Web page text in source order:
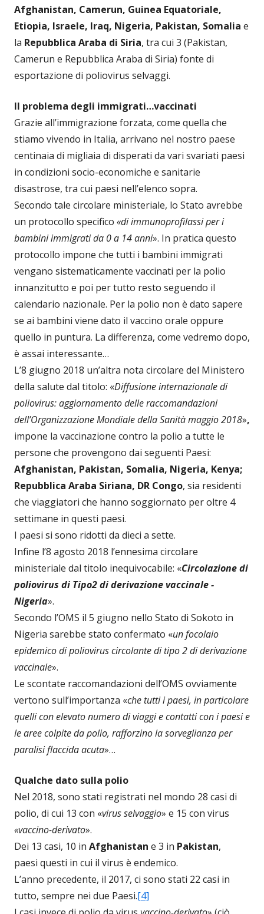
Afghanistan, Camerun, Guinea Equatoriale,
Etiopia, Israele, Iraq, Nigeria, Pakistan, Somalia e
la Repubblica Araba di Siria, tra cui 3 (Pakistan,
Camerun e Repubblica Araba di Siria) fonte di
esportazione di poliovirus selvaggi.
Il problema degli immigrati…vaccinati
Grazie all’immigrazione forzata, come quella che
stiamo vivendo in Italia, arrivano nel nostro paese
centinaia di migliaia di disperati da vari svariati paesi
in condizioni socio-economiche e sanitarie
disastrose, tra cui paesi nell’elenco sopra.
Secondo tale circolare ministeriale, lo Stato avrebbe
un protocollo specifico «di immunoprofilassi per i
bambini immigrati da 0 a 14 anni». In pratica questo
protocollo impone che tutti i bambini immigrati
vengano sistematicamente vaccinati per la polio
innanzitutto e poi per tutto resto seguendo il
calendario nazionale. Per la polio non è dato sapere
se ai bambini viene dato il vaccino orale oppure
quello in puntura. La differenza, come vedremo dopo,
è assai interessante…
L’8 giugno 2018 un’altra nota circolare del Ministero
della salute dal titolo: «Diffusione internazionale di
poliovirus: aggiornamento delle raccomandazioni
dell’Organizzazione Mondiale della Sanità maggio 2018»,
impone la vaccinazione contro la polio a tutte le
persone che provengono dai seguenti Paesi:
Afghanistan, Pakistan, Somalia, Nigeria, Kenya;
Repubblica Araba Siriana, DR Congo, sia residenti
che viaggiatori che hanno soggiornato per oltre 4
settimane in questi paesi.
I paesi si sono ridotti da dieci a sette.
Infine l’8 agosto 2018 l’ennesima circolare
ministeriale dal titolo inequivocabile: «Circolazione di
poliovirus di Tipo2 di derivazione vaccinale -
Nigeria».
Secondo l’OMS il 5 giugno nello Stato di Sokoto in
Nigeria sarebbe stato confermato «un focolaio
epidemico di poliovirus circolante di tipo 2 di derivazione
vaccinale».
Le scontate raccomandazioni dell’OMS ovviamente
vertono sull’importanza «che tutti i paesi, in particolare
quelli con elevato numero di viaggi e contatti con i paesi e
le aree colpite da polio, rafforzino la sorveglianza per
paralisi flaccida acuta»…
Qualche dato sulla polio
Nel 2018, sono stati registrati nel mondo 28 casi di
polio, di cui 13 con «virus selvaggio» e 15 con virus
«vaccino-derivato».
Dei 13 casi, 10 in Afghanistan e 3 in Pakistan,
paesi questi in cui il virus è endemico.
L’anno precedente, il 2017, ci sono stati 22 casi in
tutto, sempre nei due Paesi.[4]